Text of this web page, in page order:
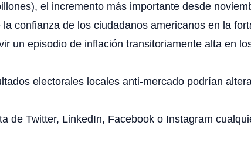
el incremento más importante desde
confianza de los ciudadanos americanos en la
un episodio de inflación transitoriamente alta en
electorales locales anti-mercado podrían
de Twitter, LinkedIn, Facebook o Instagram